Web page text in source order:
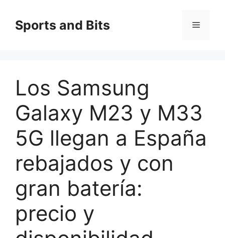
contenido
Sports and Bits Menú
Los Samsung
Galaxy M23 y M33
5G llegan a España
rebajados y con
gran batería:
precio y